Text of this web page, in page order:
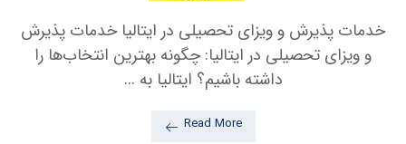
خدمات پذیرش و ویزای تحصیلی در ایتالیا خدمات پذیرش
و ویزای تحصیلی در ایتالیا: چگونه بهترین انتخاب‌ها را
داشته باشیم؟ ایتالیا به ...
Read More